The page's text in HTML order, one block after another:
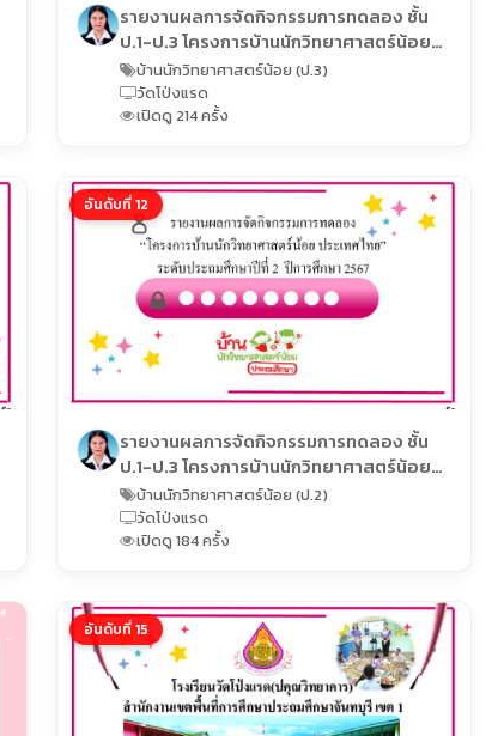
รายงานผลการจัดกิจกรรมการทดลอง ชั้น
ป.1-ป.3 โครงการบ้านนักวิทยาศาสตร์น้อย
ประเทศไทย ระดับประถมศึกษา ปีการศึกษา
2567
บ้านนักวิทยาศาสตร์น้อย (ป.3)
วัดโป่งแรด
เปิดดู 214 ครั้ง
อันดับที่ 12
รายงานผลการจัดกิจกรรมการทดลอง ชั้น
ป.1-ป.3 โครงการบ้านนักวิทยาศาสตร์น้อย
ประเทศไทย ระดับประถมศึกษา ปีการศึกษา
2567
บ้านนักวิทยาศาสตร์น้อย (ป.2)
วัดโป่งแรด
เปิดดู 184 ครั้ง
อันดับที่ 15